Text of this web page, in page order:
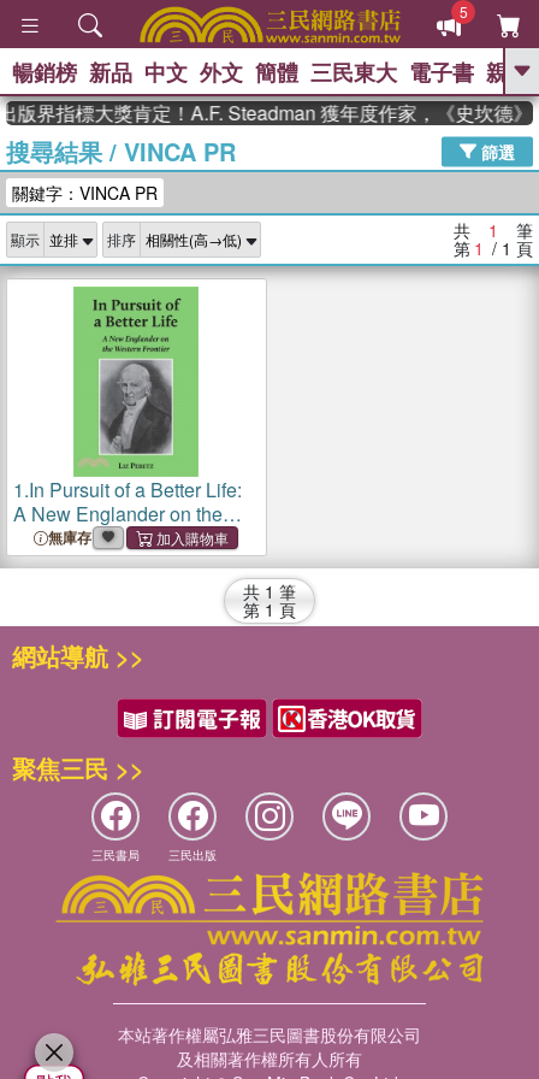
5
GO
熱搜： 高希均教授回憶錄
、 The Odyssey 、 父親節 、 如果歷
獎 臺灣漫遊錄 、 方念華 、 台灣的李
登輝時代
數學女孩：黎曼猜想 、
偉大的迷走神經
暢銷榜 新品 中文 外文 簡體 三民東大 電子書 親子
版界指標大獎肯定！A.F. Steadman 獲年度作家，《史坎德》
搜尋結果/ VINCA PR
篩選
關鍵字：VINCA PR
顯示 排序 共 1 筆
第 1 / 1 頁
1.In Pursuit of a Better Life:
A New Englander on the
Western Frontier
無庫存
共 1 筆
第 1 頁
網站導航 >>
聚焦三民 >>
三民書局 三民出版
本站著作權屬弘雅三民圖書股份有限公司
及相關著作權所有人所有